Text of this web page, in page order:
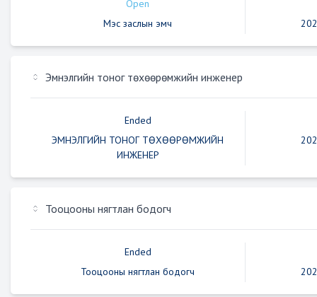
Open
Мэс заслын эмч
Эмнэлгийн тоног төхөөрөмжийн инженер
Ended
ЭМНЭЛГИЙН ТОНОГ ТӨХӨӨРӨМЖИЙН
ИНЖЕНЕР
Тооцооны нягтлан бодогч
Ended
Тооцооны нягтлан бодогч